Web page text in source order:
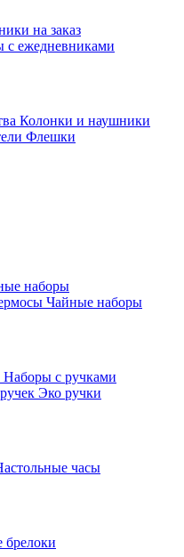
на заказ
с ежедневниками
Колонки и наушники
Флешки
наборы
Чайные наборы
Наборы с ручками
Эко ручки
часы
брелоки